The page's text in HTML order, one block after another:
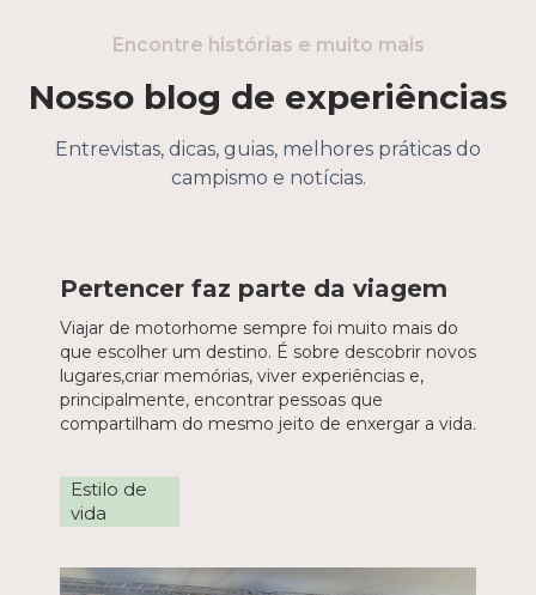
Encontre histórias e muito mais
Nosso blog de experiências
Entrevistas, dicas, guias, melhores práticas do
campismo e notícias.
Pertencer faz parte da viagem
Viajar de motorhome sempre foi muito mais do
que escolher um destino. É sobre descobrir novos
lugares,criar memórias, viver experiências e,
principalmente, encontrar pessoas que
compartilham do mesmo jeito de enxergar a vida.
Estilo de
vida